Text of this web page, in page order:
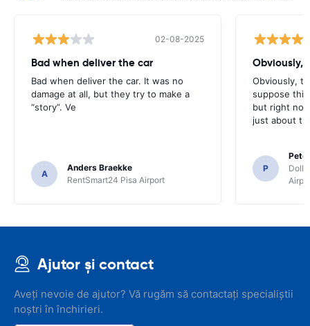
02-08-2025
Bad when deliver the car
Bad when deliver the car. It was no
damage at all, but they try to make a
“story”. Ve
A
Anders Braekke
RentSmart24 Pisa Airport
Obviously,
Obviously,
suppose
but right
just about
P
Ajutor și contact
Aveți nevoie de ajutor? Vă rugăm să contactați specialiștii
noștri în închirieri.